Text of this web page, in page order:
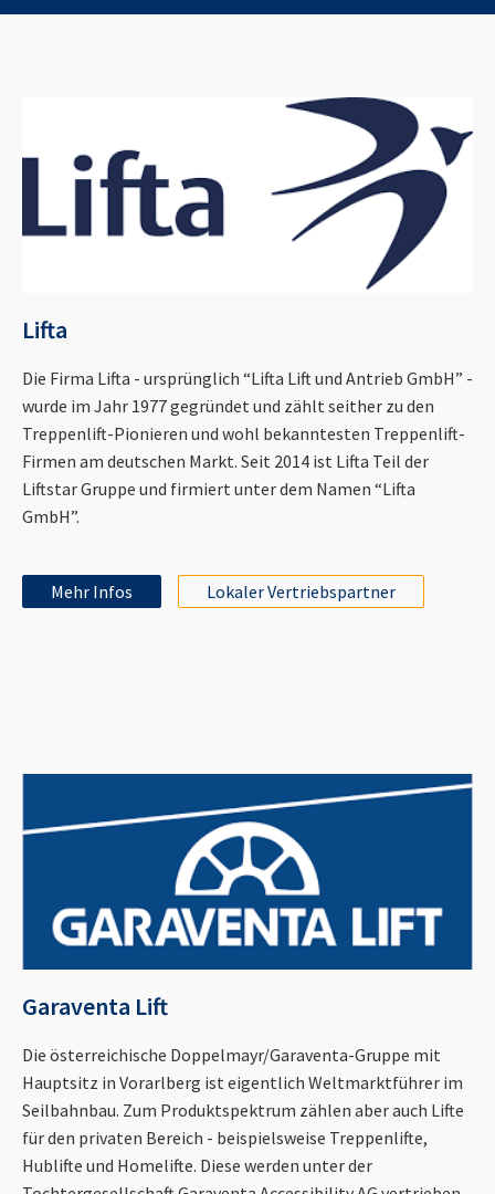
Lifta
Die Firma Lifta - ursprünglich “Lifta Lift und Antrieb GmbH” -
wurde im Jahr 1977 gegründet und zählt seither zu den
Treppenlift-Pionieren und wohl bekanntesten Treppenlift-
Firmen am deutschen Markt. Seit 2014 ist Lifta Teil der
Liftstar Gruppe und firmiert unter dem Namen “Lifta
GmbH”.
Mehr Infos Lokaler Vertriebspartner
Garaventa Lift
Die österreichische Doppelmayr/Garaventa-Gruppe mit
Hauptsitz in Vorarlberg ist eigentlich Weltmarktführer im
Seilbahnbau. Zum Produktspektrum zählen aber auch Lifte
für den privaten Bereich - beispielsweise Treppenlifte,
Hublifte und Homelifte. Diese werden unter der